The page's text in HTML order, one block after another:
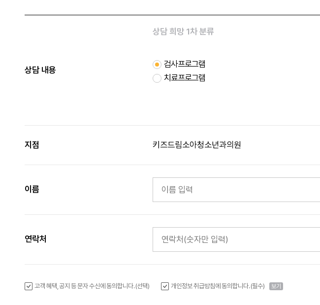
상담 내용
상담 희망 1차 분류
검사프로그램
치료프로그램
지점 키즈드림소아청소년과의원
이름
연락처
고객 혜택, 공지 등 문자 수신에 동의합니다. (선택) 개인정보 취급방침에 동의합니다. (필수) 보기